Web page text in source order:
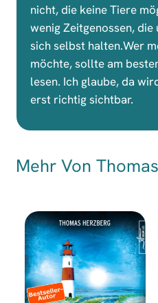
nicht, die keine Tiere
wenig Zeitgenossen,
sich selbst halten.Wer
möchte, sollte am
lesen. Ich glaube, da
erst richtig sichtbar.
Mehr Von